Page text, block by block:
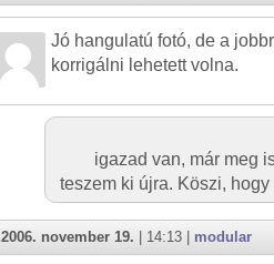
Jó hangulatú fotó, de a
korrigálni lehetett volna.
igazad van, már meg
teszem ki újra. Köszi,
2006. november 19. | 14:13 | modular